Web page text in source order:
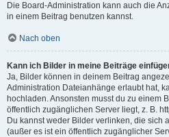
Die Board-Administration kann auch die
in einem Beitrag benutzen kannst.
Nach oben
Kann ich Bilder in meine Beiträge
Ja, Bilder können in deinem Beitrag
Administration Dateianhänge erlaubt hat,
hochladen. Ansonsten musst du zu einem
öffentlich zugänglichen Server liegt, z. B.
Du kannst weder Bilder verlinken, die sich
(außer es ist ein öffentlich zugänglicher